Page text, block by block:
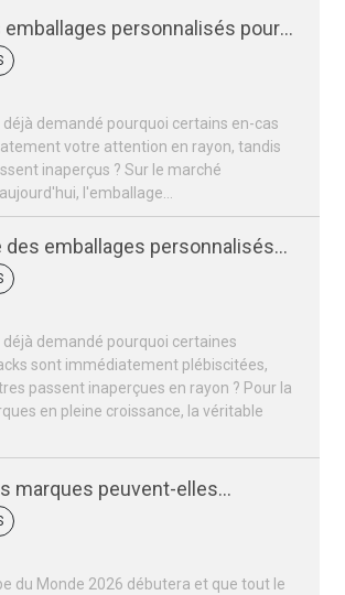
emballages personnalisés pour
ils si importants pour votre
demandé pourquoi certains en-cas
votre attention en rayon, tandis
inaperçus ? Sur le marché
l'emballage…
des emballages personnalisés
demandé pourquoi certaines
sont immédiatement plébiscitées,
passent inaperçues en rayon ? Pour la
en pleine croissance, la véritable
marques peuvent-elles
succès retentissant lors de la
2026 ?
du Monde 2026 débutera et que tout le